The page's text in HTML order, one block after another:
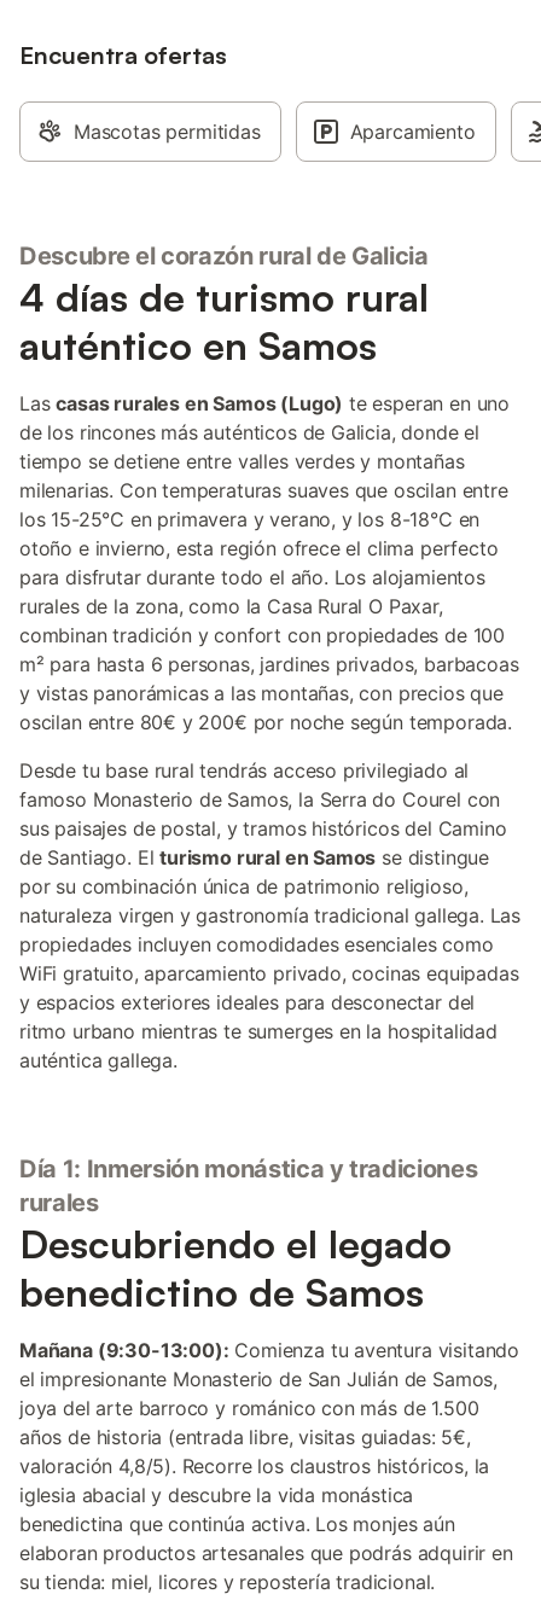
ayudarle con sus
exterior, podrá
terraza y las
bienestar. Hay
en la calle y se
ubicación se
centro de la ciudad,
Samos y de la
mientras que el Río
senderismo y
información turística
las excursiones
también se
pie de opciones
Encuentra ofertas
Mascotas permitidas Aparcamiento
Descubre el corazón rural de Galicia
4 días de turismo rural
auténtico en Samos
Lascasas rurales en Samos (Lugo) te esperan en uno
de los rincones más auténticos de Galicia, donde el
tiempo se detiene entre valles verdes y montañas
milenarias. Con temperaturas suaves que oscilan entre
los 15-25°C en primavera y verano, y los 8-18°C en
otoño e invierno, esta región ofrece el clima perfecto
para disfrutar durante todo el año. Los alojamientos
rurales de la zona, como la Casa Rural O Paxar,
combinan tradición y confort con propiedades de 100
m² para hasta 6 personas, jardines privados, barbacoas
y vistas panorámicas a las montañas, con precios que
oscilan entre 80€ y 200€ por noche según temporada.
Desde tu base rural tendrás acceso privilegiado al
famoso Monasterio de Samos, la Serra do Courel con
sus paisajes de postal, y tramos históricos del Camino
de Santiago. Elturismo rural en Samos se distingue
por su combinación única de patrimonio religioso,
naturaleza virgen y gastronomía tradicional gallega. Las
propiedades incluyen comodidades esenciales como
WiFi gratuito, aparcamiento privado, cocinas equipadas
y espacios exteriores ideales para desconectar del
ritmo urbano mientras te sumerges en la hospitalidad
auténtica gallega.
Día 1: Inmersión monástica y tradiciones
rurales
Descubriendo el legado
benedictino de Samos
Mañana (9:30-13:00): Comienza tu aventura visitando
el impresionante Monasterio de San Julián de Samos,
joya del arte barroco y románico con más de 1.500
años de historia (entrada libre, visitas guiadas: 5€,
valoración 4,8/5). Recorre los claustros históricos, la
iglesia abacial y descubre la vida monástica
benedictina que continúa activa. Los monjes aún
elaboran productos artesanales que podrás adquirir en
su tienda: miel, licores y repostería tradicional.